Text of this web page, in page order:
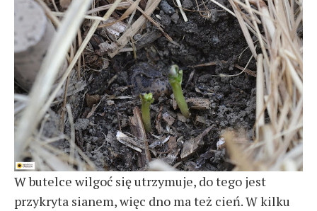
W butelce wilgoć się utrzymuje, do tego jest
przykryta sianem, więc dno ma też cień. W kilku